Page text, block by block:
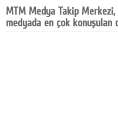
Pr
MTM Medya Takip
medyada en çok konuşulan